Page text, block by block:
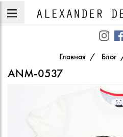
Главная Блог
ANM-0537